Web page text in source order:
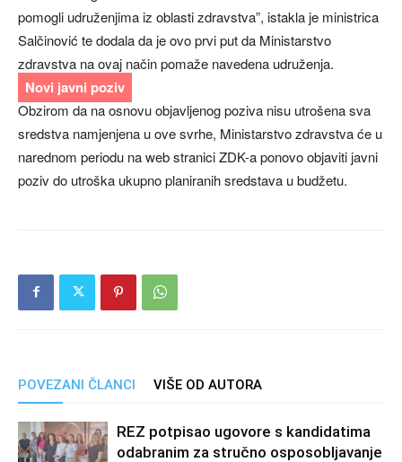
pomogli udruženjima iz oblasti zdravstva”, istakla je ministrica
Salčinović te dodala da je ovo prvi put da Ministarstvo
zdravstva na ovaj način pomaže navedena udruženja.
Novi javni poziv
Obzirom da na osnovu objavljenog poziva nisu utrošena sva
sredstva namjenjena u ove svrhe, Ministarstvo zdravstva će u
narednom periodu na web stranici ZDK-a ponovo objaviti javni
poziv do utroška ukupno planiranih sredstava u budžetu.
POVEZANI ČLANCI VIŠE OD AUTORA
REZ potpisao ugovore s kandidatima
odabranim za stručno osposobljavanje